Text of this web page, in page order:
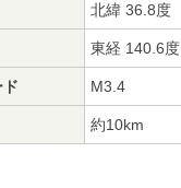
北緯 36.8度
東経 140.6度
M3.4
約10km